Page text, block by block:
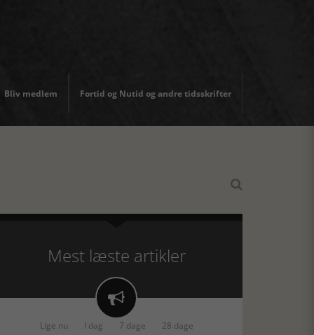
Bliv medlem Fortid og Nutid og andre tidsskrifter

Mest læste artikler

Lige nu I dag 7 dage 28 dage